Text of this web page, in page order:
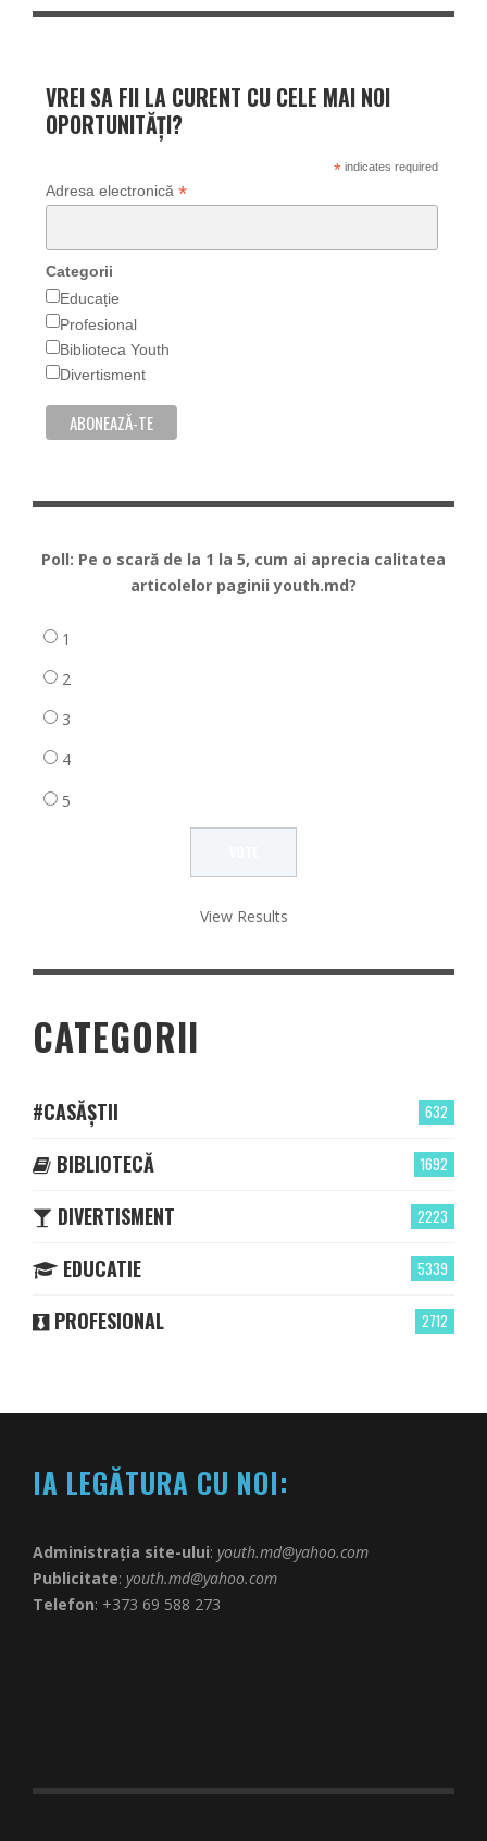
VREI SA FII LA CURENT CU CELE MAI NOI
OPORTUNITĂȚI?
*indicates required
Adresa electronică *
Categorii
Educație
Profesional
Biblioteca Youth
Divertisment
Poll: Pe o scară de la 1 la 5, cum ai aprecia calitatea
articolelor paginii youth.md?
1
2
3
4
5
View Results
CATEGORII
632
#CASĂȘTII
1692
BIBLIOTECĂ
2223
DIVERTISMENT
5339
EDUCATIE
2712
PROFESIONAL
IA LEGĂTURA CU NOI:
Administrația site-ului: youth.md@yahoo.com
Publicitate: youth.md@yahoo.com
Telefon: +373 69 588 273